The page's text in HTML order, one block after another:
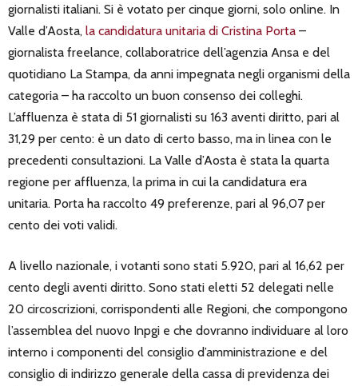
giornalisti italiani. Si è votato per cinque giorni, solo online. In
Valle d’Aosta, la candidatura unitaria di Cristina Porta –
giornalista freelance, collaboratrice dell’agenzia Ansa e del
quotidiano La Stampa, da anni impegnata negli organismi della
categoria – ha raccolto un buon consenso dei colleghi.
L’affluenza è stata di 51 giornalisti su 163 aventi diritto, pari al
31,29 per cento: è un dato di certo basso, ma in linea con le
precedenti consultazioni. La Valle d’Aosta è stata la quarta
regione per affluenza, la prima in cui la candidatura era
unitaria. Porta ha raccolto 49 preferenze, pari al 96,07 per
cento dei voti validi.
A livello nazionale, i votanti sono stati 5.920, pari al 16,62 per
cento degli aventi diritto. Sono stati eletti 52 delegati nelle
20 circoscrizioni, corrispondenti alle Regioni, che compongono
l’assemblea del nuovo Inpgi e che dovranno individuare al loro
interno i componenti del consiglio d’amministrazione e del
consiglio di indirizzo generale della cassa di previdenza dei